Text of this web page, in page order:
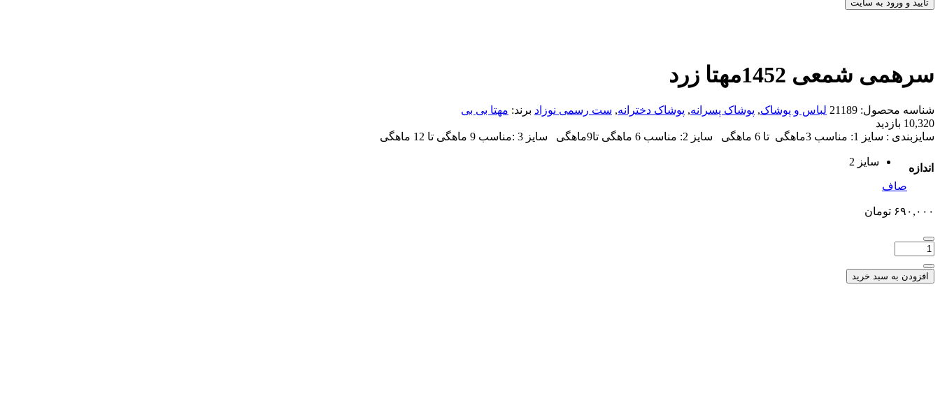
تایید و ورود به سایت
سرهمی شمعی 1452مهتا زرد
شناسه محصول: 21189 لباس و پوشاک, پوشاک پسرانه, پوشاک دخترانه, ست رسمی نوزاد برند: مهتا بی بی
10,320 بازدید
سایزبندی : سایز 1: مناسب 3ماهگی تا 6 ماهگی سایز 2: مناسب 6 ماهگی تا9ماهگی سایز 3 :مناسب 9 ماهگی تا 12 ماهگی
اندازه
سایز 2
صاف
۶۹۰,۰۰۰ تومان
افزودن به سبد خرید